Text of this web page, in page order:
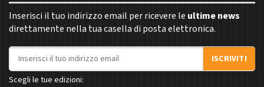
Inserisci il tuo indirizzo email per ricevere le ultime news
direttamente nella tua casella di posta elettronica.
Indirizzo email
ISCRIVITI
Scegli le tue edizioni: